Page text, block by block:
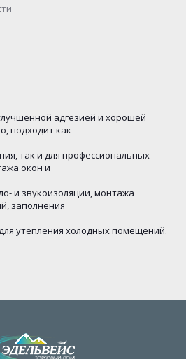
адгезией и хорошей
подходит как
так и для профессиональных
окон и
и звукоизоляции, монтажа
заполнения
утепления холодных помещений.